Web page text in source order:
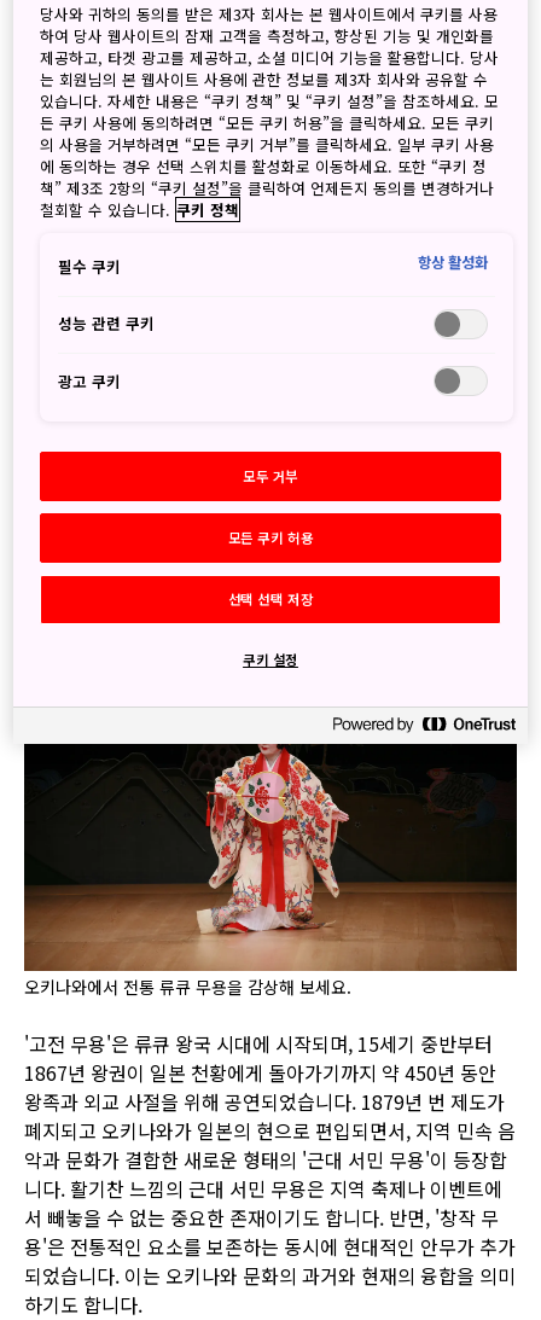
오키나와 다이빙 명소인 청의동굴.
온나에서는 해양 스포츠뿐만 아니라 다양한 문화 체험을 즐길
수 있습니다. 산신은 오키나와 음악의 대명사인 샤미센과 비슷
한 소리를 내는 3개 현으로 구성된 악기이며, 이곳에서 배울
수 있습니다.
산신 강습 외에도, 방문객들은 일본 전통 복장인 기모노보다
가볍고 바람이 잘 통하는 오키나와 전통 의상인 류소를 체험하
거나, 류큐 무용 수업에 참여할 수 있습니다. 류큐 무용은 오키
나와 고유의 문화와 역사가 반영된 전통춤입니다. 공연 내용은
무척 다양하며, 고전 무용, 근대 서민무용, 그리고 창작 무용 등
으로 크게 나눌 수 있습니다.
오키나와에서 전통 류큐 무용을 감상해 보세요.
'고전 무용'은 류큐 왕국 시대에 시작되며, 15세기 중반부터
1867년 왕권이 일본 천황에게 돌아가기까지 약 450년 동안
왕족과 외교 사절을 위해 공연되었습니다. 1879년 번 제도가
폐지되고 오키나와가 일본의 현으로 편입되면서, 지역 민속 음
악과 문화가 결합한 새로운 형태의 '근대 서민 무용'이 등장합
니다. 활기찬 느낌의 근대 서민 무용은 지역 축제나 이벤트에
서 빼놓을 수 없는 중요한 존재이기도 합니다. 반면, '창작 무
용'은 전통적인 요소를 보존하는 동시에 현대적인 안무가 추가
되었습니다. 이는 오키나와 문화의 과거와 현재의 융합을 의미
하기도 합니다.
당사와 귀하의 동의를 받은 제3자 회사는 본 웹사이트에서 쿠키를 사용
하여 당사 웹사이트의 잠재 고객을 측정하고, 향상된 기능 및 개인화를
제공하고, 타겟 광고를 제공하고, 소셜 미디어 기능을 활용합니다. 당사
는 회원님의 본 웹사이트 사용에 관한 정보를 제3자 회사와 공유할 수
있습니다. 자세한 내용은 “쿠키 정책” 및 “쿠키 설정”을 참조하세요. 모
든 쿠키 사용에 동의하려면 “모든 쿠키 허용”을 클릭하세요. 모든 쿠키
의 사용을 거부하려면 “모든 쿠키 거부”를 클릭하세요. 일부 쿠키 사용
에 동의하는 경우 선택 스위치를 활성화로 이동하세요. 또한 “쿠키 정
책” 제3조 2항의 “쿠키 설정”을 클릭하여 언제든지 동의를 변경하거나
철회할 수 있습니다. 쿠키 정책
필수 쿠키 항상 활성화
성능 관련 쿠키
광고 쿠키
모두 거부
모든 쿠키 허용
선택 선택 저장
쿠키 설정